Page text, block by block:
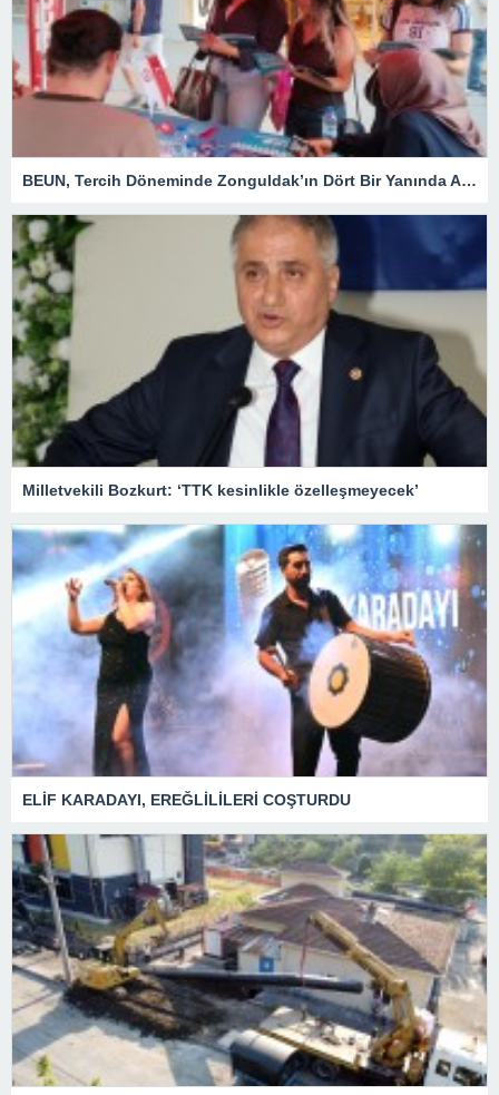
BEUN, Tercih Döneminde Zonguldak’ın Dört Bir Yanında Aday Öğrencilerle Buluşuyor
Milletvekili Bozkurt: ‘TTK kesinlikle özelleşmeyecek’
ELİF KARADAYI, EREĞLİLİLERİ COŞTURDU